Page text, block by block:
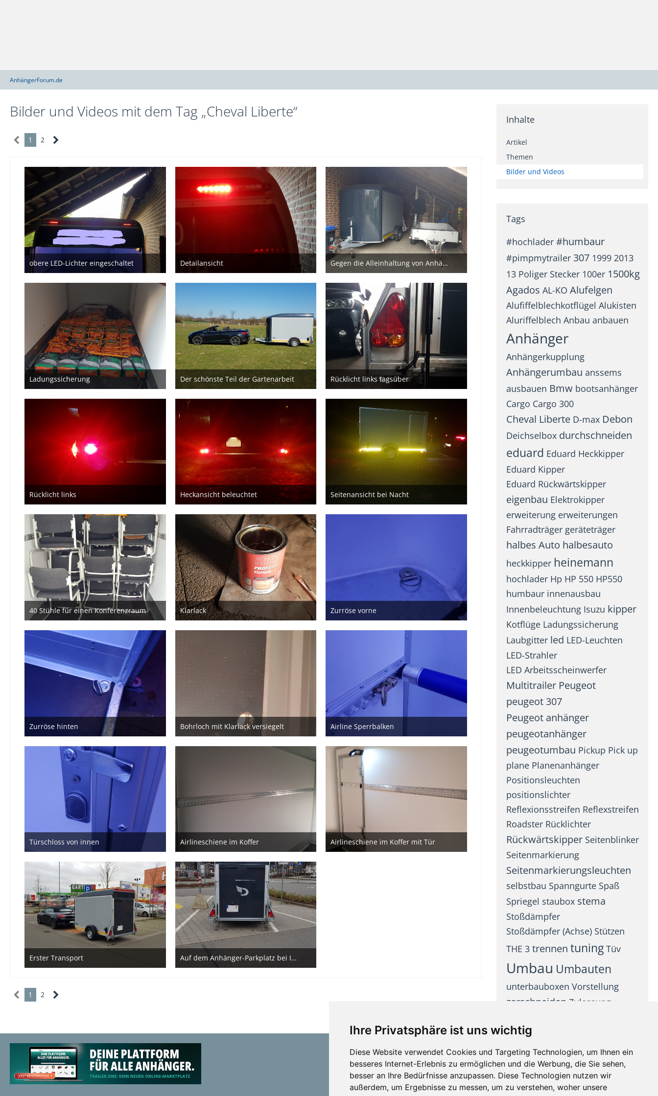
Ihre Privatsphäre ist uns wichtig
Diese Website verwendet Cookies und Targeting Technologien, um Ihnen ein
besseres Internet-Erlebnis zu ermöglichen und die Werbung, die Sie sehen,
besser an Ihre Bedürfnisse anzupassen. Diese Technologien nutzen wir
außerdem, um Ergebnisse zu messen, um zu verstehen, woher unsere
AnhängerForum.de
Bilder und Videos mit dem Tag „Cheval Liberte“
1 2
obere LED-Lichter eingeschaltet
18. Mai 2020
Detailansicht
18. Mai 2020
Gegen die Alleinhaltung von Anhängern
12. Mai 2020
Ladungssicherung
12. Mai 2020
Der schönste Teil der Gartenarbeit
6. April 2020
3
Rücklicht links tagsüber
28. März 2020
Rücklicht links
28. März 2020
Heckansicht beleuchtet
28. März 2020
Seitenansicht bei Nacht
28. März 2020
40 Stühle für einen Konferenzraum
2. März 2020
Klarlack
23. Februar 2020
Zurröse vorne
23. Februar 2020
Zurröse hinten
23. Februar 2020
Bohrloch mit Klarlack versiegelt
23. Februar 2020
Airline Sperrbalken
23. Februar 2020
Türschloss von innen
23. Februar 2020
1
Airlineschiene im Koffer
20. Februar 2020
2
Airlineschiene im Koffer mit Tür
20. Februar 2020
Erster Transport
7. Februar 2020
Auf dem Anhänger-Parkplatz bei IKEA
7. Februar 2020
1 2
Inhalte
Artikel
Themen
Bilder und Videos
Tags
#hochlader #humbaur
#pimpmytrailer 307 1999 2013
13 Poliger Stecker 100er 1500kg
Agados AL-KO Alufelgen
Alufiffelblechkotflügel Alukisten
Aluriffelblech Anbau anbauen
Anhänger
Anhängerkupplung
Anhängerumbau anssems
ausbauen Bmw bootsanhänger
Cargo Cargo 300
Cheval Liberte D-max Debon
Deichselbox durchschneiden
eduard Eduard Heckkipper
Eduard Kipper
Eduard Rückwärtskipper
eigenbau Elektrokipper
erweiterung erweiterungen
Fahrradträger geräteträger
halbes Auto halbesauto
heckkipper heinemann
hochlader Hp HP 550 HP550
humbaur innenausbau
Innenbeleuchtung Isuzu kipper
Kotflüge Ladungssicherung
Laubgitter led LED-Leuchten
LED-Strahler
LED Arbeitsscheinwerfer
Multitrailer Peugeot
peugeot 307
Peugeot anhänger
peugeotanhänger
peugeotumbau Pickup Pick up
plane Planenanhänger
Positionsleuchten
positionslichter
Reflexionsstreifen Reflexstreifen
Roadster Rücklichter
Rückwärtskipper Seitenblinker
Seitenmarkierung
Seitenmarkierungsleuchten
selbstbau Spanngurte Spaß
Spriegel staubox stema
Stoßdämpfer
Stoßdämpfer (Achse) Stützen
THE 3 trennen tuning Tüv
Umbau Umbauten
unterbauboxen Vorstellung
zerschneiden Zulassung